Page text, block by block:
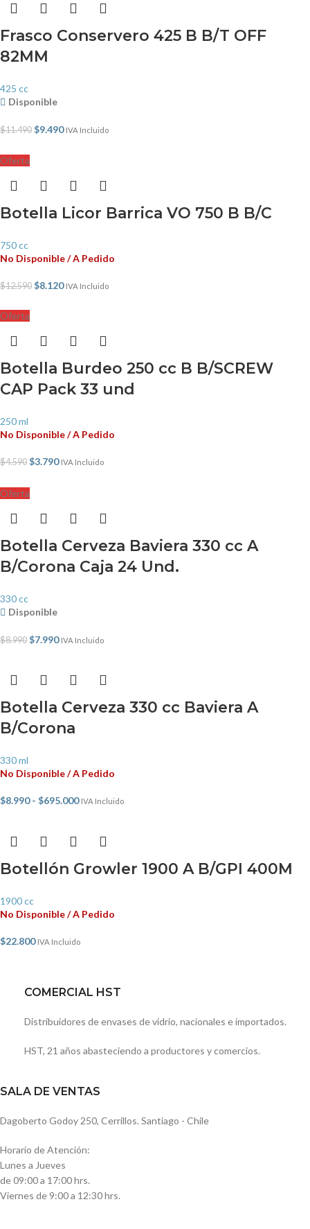
Frasco Conservero 425 B B/T OFF
82MM
425 cc
Disponible
$11.490 $9.490 IVA Incluido
Oferta
Botella Licor Barrica VO 750 B B/C
750 cc
No Disponible / A Pedido
$12.590 $8.120 IVA Incluido
Oferta
Botella Burdeo 250 cc B B/SCREW
CAP Pack 33 und
250 ml
No Disponible / A Pedido
$4.590 $3.790 IVA Incluido
Oferta
Botella Cerveza Baviera 330 cc A
B/Corona Caja 24 Und.
330 cc
Disponible
$8.990 $7.990 IVA Incluido
Botella Cerveza 330 cc Baviera A
B/Corona
330 ml
No Disponible / A Pedido
$8.990 - $695.000 IVA Incluido
Botellón Growler 1900 A B/GPI 400M
1900 cc
No Disponible / A Pedido
$22.800 IVA Incluido
COMERCIAL HST
Distribuidores de envases de vidrio, nacionales e importados.
HST, 21 años abasteciendo a productores y comercios.
SALA DE VENTAS
Dagoberto Godoy 250, Cerrillos. Santiago - Chile
Horario de Atención:
Lunes a Jueves
de 09:00 a 17:00 hrs.
Viernes de 9:00 a 12:30 hrs.